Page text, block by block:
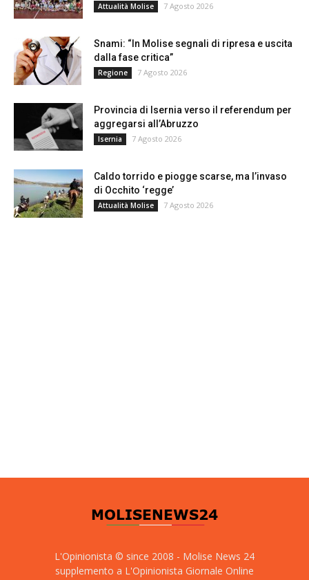
Attualità Molise 7 Agosto 2026
Snami: “In Molise segnali di ripresa e uscita
dalla fase critica”
Regione 7 Agosto 2026
Provincia di Isernia verso il referendum per
aggregarsi all’Abruzzo
Isernia 7 Agosto 2026
Caldo torrido e piogge scarse, ma l’invaso
di Occhito ‘regge’
Attualità Molise 7 Agosto 2026
L'Opinionista © since 2008 - Molise News 24
supplemento a L'Opinionista Giornale Online